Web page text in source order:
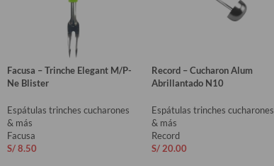
Facusa – Trinche Elegant M/P-
Ne Blister
Espátulas trinches cucharones
& más
Facusa
S/8.50
Record – Cucharon Alum
Abrillantado N10
Espátulas trinches cucharones
& más
Record
S/20.00